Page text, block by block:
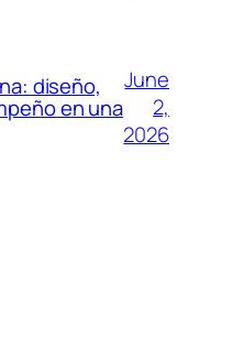
diseño,
en una
June
2,
2026